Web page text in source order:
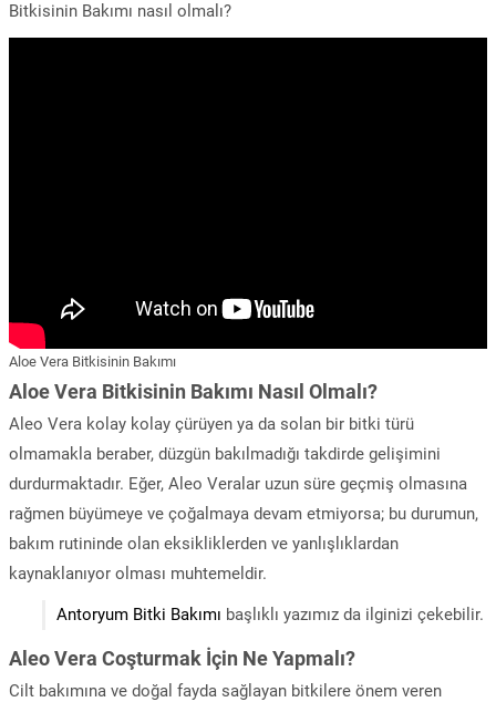
Bitkisinin Bakımı nasıl olmalı?
Aloe Vera Bitkisinin Bakımı
Aloe Vera Bitkisinin Bakımı Nasıl Olmalı?
Aleo Vera kolay kolay çürüyen ya da solan bir bitki türü
olmamakla beraber, düzgün bakılmadığı takdirde gelişimini
durdurmaktadır. Eğer, Aleo Veralar uzun süre geçmiş olmasına
rağmen büyümeye ve çoğalmaya devam etmiyorsa; bu durumun,
bakım rutininde olan eksikliklerden ve yanlışlıklardan
kaynaklanıyor olması muhtemeldir.
Antoryum Bitki Bakımı başlıklı yazımız da ilginizi çekebilir.
Aleo Vera Coşturmak İçin Ne Yapmalı?
Cilt bakımına ve doğal fayda sağlayan bitkilere önem veren